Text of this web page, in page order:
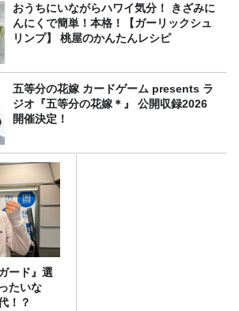
おうちにいながらハワイ気分！ きざみに
んにくで簡単！本格！【ガーリックシュ
リンプ】 桃屋のかんたんレシピ
五等分の花嫁 カードゲーム presents ラ
ジオ『五等分の花嫁＊』 公開収録2026
開催決定！
ード』選
たいな
！？